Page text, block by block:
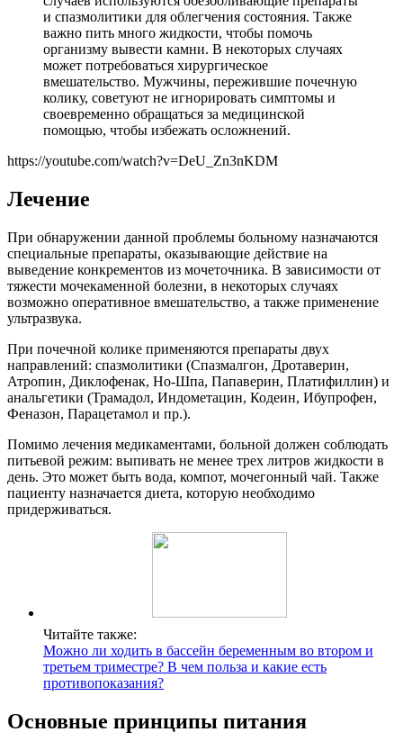
и спазмолитики для облегчения состояния. Также
важно пить много жидкости, чтобы помочь
организму вывести камни. В некоторых случаях
может потребоваться хирургическое
вмешательство. Мужчины, пережившие почечную
колику, советуют не игнорировать симптомы и
своевременно обращаться за медицинской
помощью, чтобы избежать осложнений.
https://youtube.com/watch?v=DeU_Zn3nKDM
Лечение
При обнаружении данной проблемы больному назначаются
специальные препараты, оказывающие действие на
выведение конкрементов из мочеточника. В зависимости от
тяжести мочекаменной болезни, в некоторых случаях
возможно оперативное вмешательство, а также применение
ультразвука.
При почечной колике применяются препараты двух
направлений: спазмолитики (Спазмалгон, Дротаверин,
Атропин, Диклофенак, Но-Шпа, Папаверин, Платифиллин) и
анальгетики (Трамадол, Индометацин, Кодеин, Ибупрофен,
Феназон, Парацетамол и пр.).
Помимо лечения медикаментами, больной должен соблюдать
питьевой режим: выпивать не менее трех литров жидкости в
день. Это может быть вода, компот, мочегонный чай. Также
пациенту назначается диета, которую необходимо
придерживаться.
Читайте также:
Можно ли ходить в бассейн беременным во втором и
третьем триместре? В чем польза и какие есть
противопоказания?
Основные принципы питания